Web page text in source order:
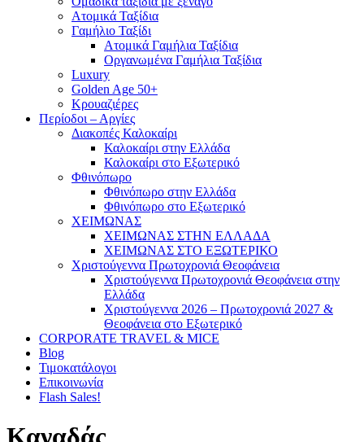
Ατομικά Ταξίδια
Γαμήλιο Ταξίδι
Ατομικά Γαμήλια Ταξίδια
Οργανωμένα Γαμήλια Ταξίδια
Luxury
Golden Age 50+
Κρουαζιέρες
Περίοδοι – Αργίες
Διακοπές Καλοκαίρι
Καλοκαίρι στην Ελλάδα
Καλοκαίρι στο Εξωτερικό
Φθινόπωρο
Φθινόπωρο στην Ελλάδα
Φθινόπωρο στο Εξωτερικό
ΧΕΙΜΩΝΑΣ
ΧΕΙΜΩΝΑΣ ΣΤΗΝ ΕΛΛΑΔΑ
ΧΕΙΜΩΝΑΣ ΣΤΟ ΕΞΩΤΕΡΙΚΟ
Χριστούγεννα Πρωτοχρονιά Θεοφάνεια
Χριστούγεννα Πρωτοχρονιά Θεοφάνεια στην
Ελλάδα
Χριστούγεννα 2026 – Πρωτοχρονιά 2027 &
Θεοφάνεια στο Εξωτερικό
CORPORATE TRAVEL & MICE
Blog
Τιμοκατάλογοι
Επικοινωνία
Flash Sales!